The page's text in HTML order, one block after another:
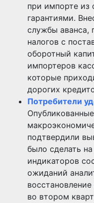
при импорте из
гарантиями.
службы аванса,
налогов с
оборотный
импортеров
которые
дорогих
Потребители
подтвердили
было сделать
индикаторов
ожиданий
во втором